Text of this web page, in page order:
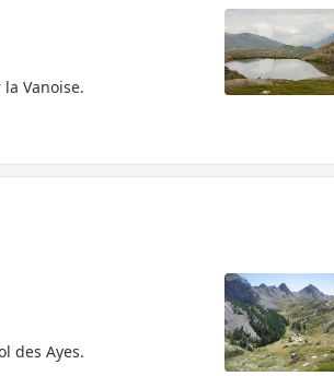
Vanoise.
des Ayes.